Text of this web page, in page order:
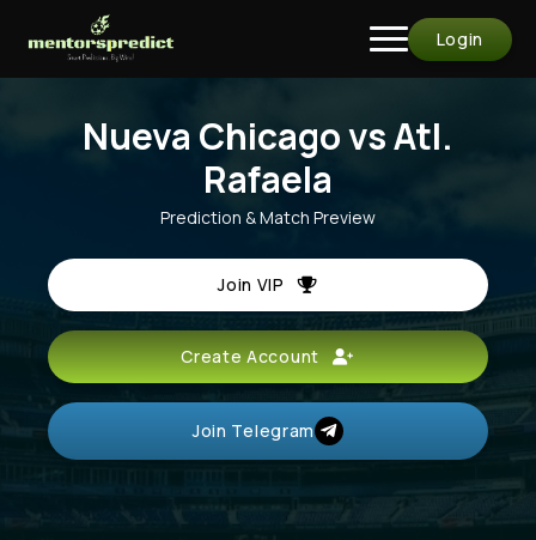
Login
Nueva Chicago vs Atl.
Rafaela
Prediction & Match Preview
Join VIP
Create Account
Join Telegram